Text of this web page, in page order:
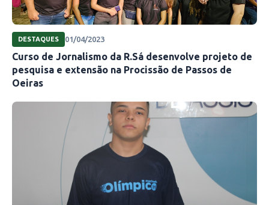
DESTAQUES 01/04/2023
Curso de Jornalismo da R.Sá desenvolve projeto de
pesquisa e extensão na Procissão de Passos de
Oeiras